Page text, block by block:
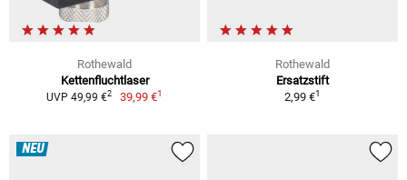
Rothewald
Kettenfluchtlaser
UVP 49,99 €2 39,99 €1
Rothewald
Ersatzstift
2,99 €1
NEU